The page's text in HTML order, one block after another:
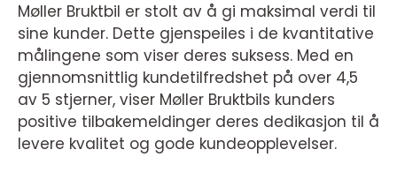
Møller Bruktbil er stolt av å gi maksimal verdi til
sine kunder. Dette gjenspeiles i de kvantitative
målingene som viser deres suksess. Med en
gjennomsnittlig kundetilfredshet på over 4,5
av 5 stjerner, viser Møller Bruktbils kunders
positive tilbakemeldinger deres dedikasjon til å
levere kvalitet og gode kundeopplevelser.